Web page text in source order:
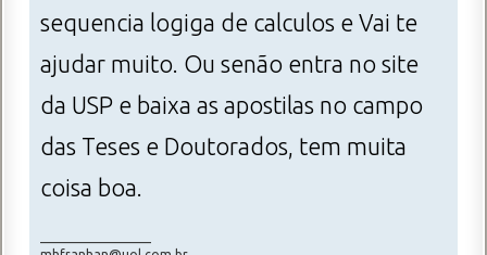
sequencia logiga de calculos e Vai te
ajudar muito. Ou senão entra no site
da USP e baixa as apostilas no campo
das Teses e Doutorados, tem muita
coisa boa.